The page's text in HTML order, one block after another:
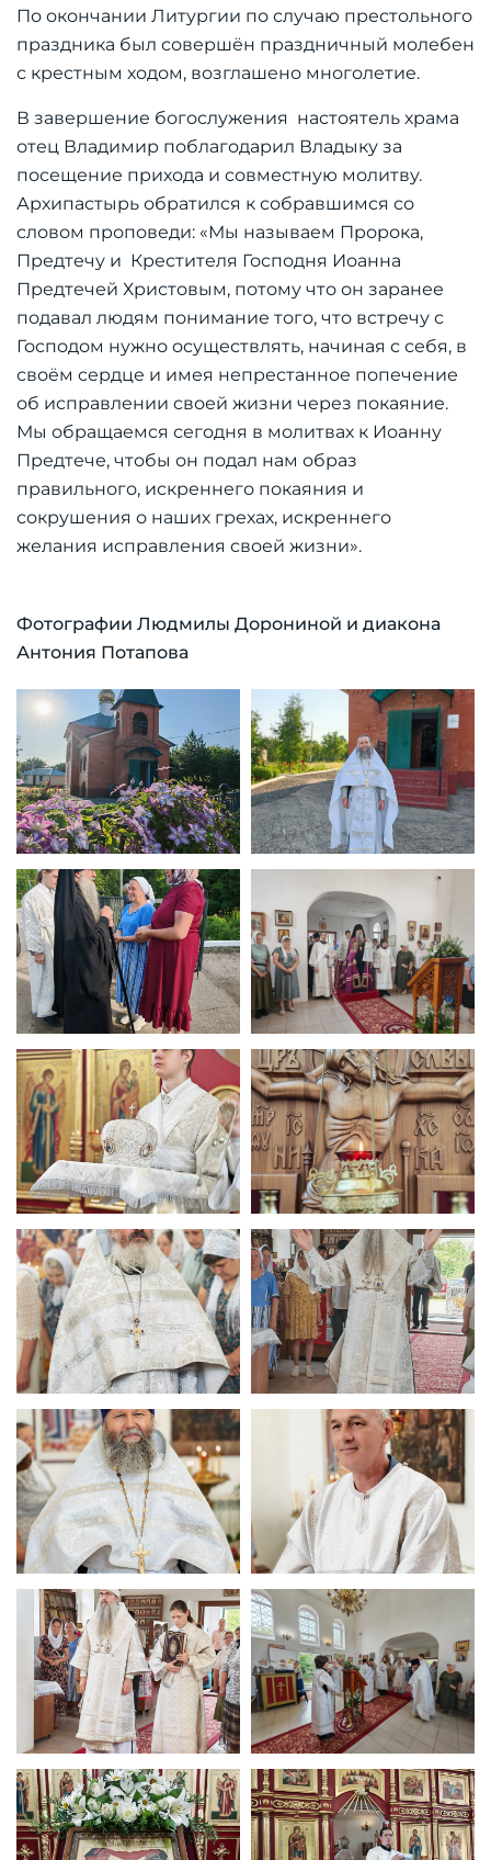
По окончании Литургии по случаю престольного
праздника был совершён праздничный молебен
с крестным ходом, возглашено многолетие.
В завершение богослужения настоятель храма
отец Владимир поблагодарил Владыку за
посещение прихода и совместную молитву.
Архипастырь обратился к собравшимся со
словом проповеди: «Мы называем Пророка,
Предтечу и Крестителя Господня Иоанна
Предтечей Христовым, потому что он заранее
подавал людям понимание того, что встречу с
Господом нужно осуществлять, начиная с себя, в
своём сердце и имея непрестанное попечение
об исправлении своей жизни через покаяние.
Мы обращаемся сегодня в молитвах к Иоанну
Предтече, чтобы он подал нам образ
правильного, искреннего покаяния и
сокрушения о наших грехах, искреннего
желания исправления своей жизни».
Фотографии Людмилы Дорониной и диакона
Антония Потапова